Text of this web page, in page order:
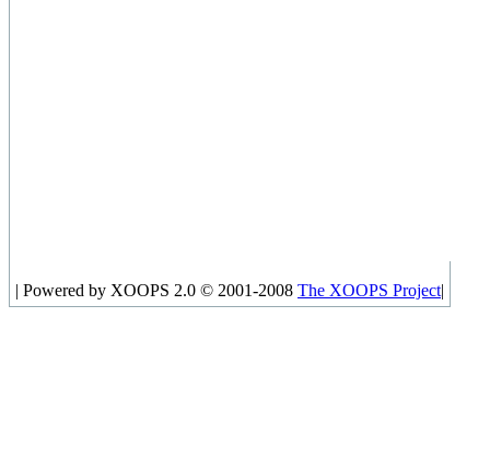
| Powered by XOOPS 2.0 © 2001-2008 The XOOPS Project|